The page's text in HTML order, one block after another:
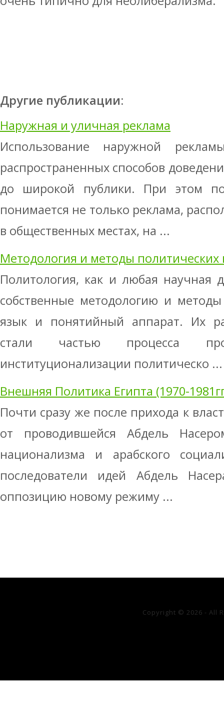
Другие публикации:
Наружная и уличная реклама
Использование наружной
распространенных способов
до широкой публики. При этом
понимается не только реклама,
в общественных местах, на ...
Методология и методы политических
Политология, как и любая научная
собственные методологию и
язык и понятийный аппарат. Их
стали частью процесса
институционализации политическо ...
Внешняя Политика Египта (1970-
Почти сразу же после прихода к
от проводившейся Абдель
национализма и арабского
последователи идей Абдель
оппозицию новому режиму ...
Copyright © 2026 - All